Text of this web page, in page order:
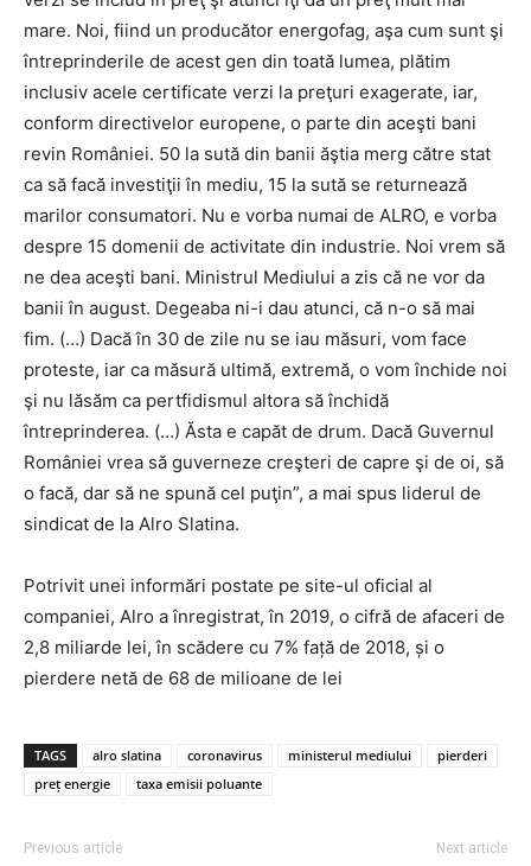
mare. Noi, fiind un producător energofag, aşa cum sunt şi
întreprinderile de acest gen din toată lumea, plătim
inclusiv acele certificate verzi la preţuri exagerate, iar,
conform directivelor europene, o parte din aceşti bani
revin României. 50 la sută din banii ăştia merg către stat
ca să facă investiţii în mediu, 15 la sută se returnează
marilor consumatori. Nu e vorba numai de ALRO, e vorba
despre 15 domenii de activitate din industrie. Noi vrem să
ne dea aceşti bani. Ministrul Mediului a zis că ne vor da
banii în august. Degeaba ni-i dau atunci, că n-o să mai
fim. (…) Dacă în 30 de zile nu se iau măsuri, vom face
proteste, iar ca măsură ultimă, extremă, o vom închide noi
şi nu lăsăm ca pertfidismul altora să închidă
întreprinderea. (…) Ăsta e capăt de drum. Dacă Guvernul
României vrea să guverneze creşteri de capre şi de oi, să
o facă, dar să ne spună cel puţin”, a mai spus liderul de
sindicat de la Alro Slatina.
Potrivit unei informări postate pe site-ul oficial al
companiei, Alro a înregistrat, în 2019, o cifră de afaceri de
2,8 miliarde lei, în scădere cu 7% față de 2018, și o
pierdere netă de 68 de milioane de lei
TAGS alro slatina coronavirus ministerul mediului
pierderi
preț energie
taxa emisii poluante
Previous article Next article